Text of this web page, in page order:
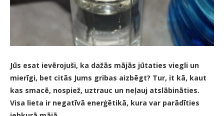
Jūs esat ievērojuši, ka dažās mājās jūtaties viegli un
mierīgi, bet citās Jums gribas aizbēgt? Tur, it kā, kaut
kas smacē, nospiež, uztrauc un neļauj atslābināties.
Visa lieta ir negatīvā enerģētikā, kura var parādīties